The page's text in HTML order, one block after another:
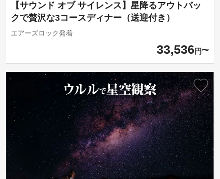
【サウンド オブ サイレンス】星降るアウトバッ
クで贅沢な3コースディナー（送迎付き）
エアーズロック発着
33,536 円